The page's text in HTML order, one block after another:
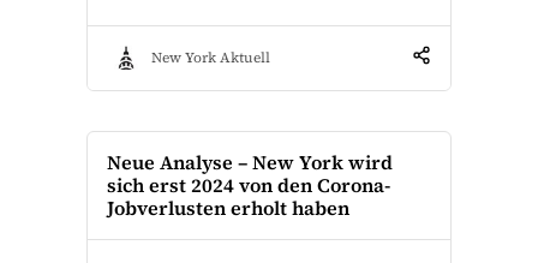
New York Aktuell
Neue Analyse – New York wird
sich erst 2024 von den Corona-
Jobverlusten erholt haben